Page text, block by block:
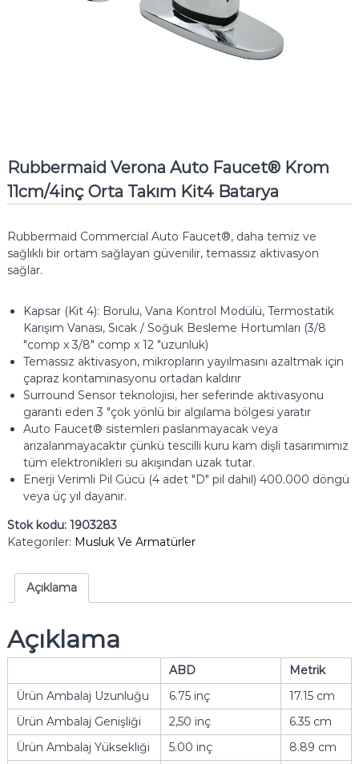
Rubbermaid Verona Auto Faucet® Krom
11cm/4inç Orta Takım Kit4 Batarya
Rubbermaid Commercial Auto Faucet®, daha temiz ve
sağlıklı bir ortam sağlayan güvenilir, temassız aktivasyon
sağlar.
Kapsar (Kit 4): Borulu, Vana Kontrol Modülü, Termostatik
Karışım Vanası, Sıcak / Soğuk Besleme Hortumları (3/8
"comp x 3/8" comp x 12 "uzunluk)
Temassız aktivasyon, mikropların yayılmasını azaltmak için
çapraz kontaminasyonu ortadan kaldırır
Surround Sensor teknolojisi, her seferinde aktivasyonu
garanti eden 3 "çok yönlü bir algılama bölgesi yaratır
Auto Faucet® sistemleri paslanmayacak veya
arızalanmayacaktır çünkü tescilli kuru kam dişli tasarımımız
tüm elektronikleri su akışından uzak tutar.
Enerji Verimli Pil Gücü (4 adet "D" pil dahil) 400.000 döngü
veya üç yıl dayanır.
Stok kodu: 1903283
Kategoriler: Musluk Ve Armatürler
Açıklama
Açıklama
ABD
Metrik
Ürün Ambalaj Uzunluğu
6.75 inç
17.15 cm
Ürün Ambalaj Genişliği
2,50 inç
6.35 cm
Ürün Ambalaj Yüksekliği
5.00 inç
8.89 cm